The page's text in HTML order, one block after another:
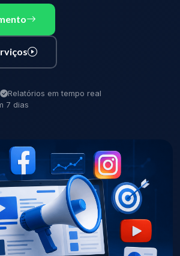
Relatórios em tempo real
7 dias